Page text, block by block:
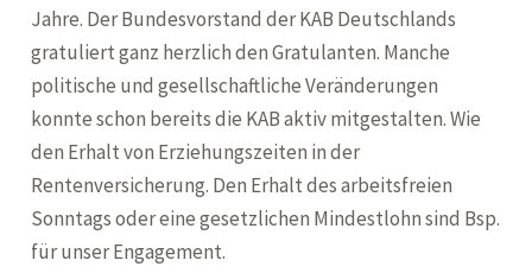
Jahre. Der Bundesvorstand der KAB Deutschlands
gratuliert ganz herzlich den Gratulanten. Manche
politische und gesellschaftliche Veränderungen
konnte schon bereits die KAB aktiv mitgestalten. Wie
den Erhalt von Erziehungszeiten in der
Rentenversicherung. Den Erhalt des arbeitsfreien
Sonntags oder eine gesetzlichen Mindestlohn sind Bsp.
für unser Engagement.